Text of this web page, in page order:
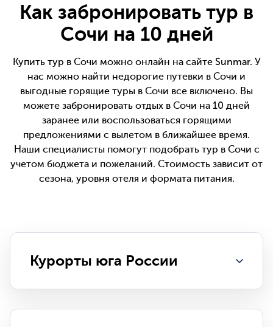
Как забронировать тур в
Сочи на 10 дней
Купить тур в Сочи можно онлайн на сайте Sunmar. У
нас можно найти недорогие путевки в Сочи и
выгодные горящие туры в Сочи все включено. Вы
можете забронировать отдых в Сочи на 10 дней
заранее или воспользоваться горящими
предложениями с вылетом в ближайшее время.
Наши специалисты помогут подобрать тур в Сочи с
учетом бюджета и пожеланий. Стоимость зависит от
сезона, уровня отеля и формата питания.
Курорты юга России
туры в Анапу